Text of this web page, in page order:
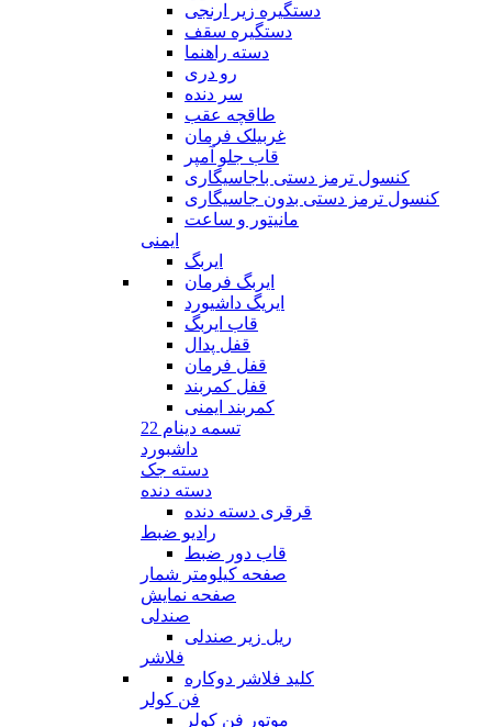
دستگیره زیر ارنجی
دستگیره سقف
دسته راهنما
رو دری
سر دنده
طاقچه عقب
غربیلک فرمان
قاب جلو آمپر
کنسول ترمز دستی باجاسیگاری
کنسول ترمز دستی بدون جاسیگاری
مانیتور و ساعت
ایمنی
ایربگ
ایربگ فرمان
ایریگ داشیورد
قاب ایربگ
قفل پدال
قفل فرمان
قفل کمربند
کمربند ایمنی
تسمه دینام 22
داشبورد
دسته جک
دسته دنده
قرقری دسته دنده
رادیو ضبط
قاب دور ضبط
صفحه کیلومتر شمار
صفحه نمایش
صندلی
ریل زیر صندلی
فلاشر
کلید فلاشر دوکاره
فن کولر
موتور فن کولر